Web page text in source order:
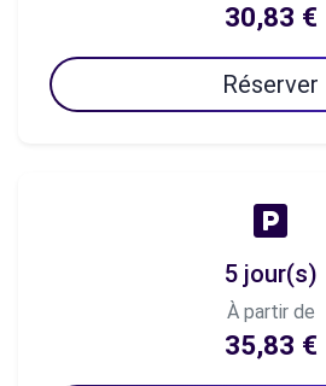
30,83 €
Réserver
5 jour(s)
À partir de
35,83 €